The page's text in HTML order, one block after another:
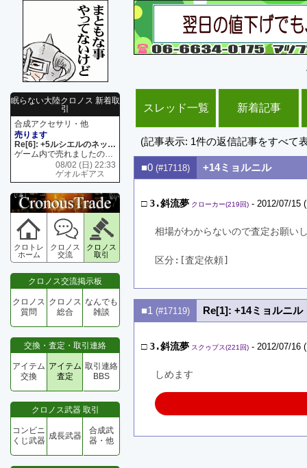
眠らない大陸クロノス 新着取
引
合成アクセサリ・他
売ります
Re[6]: +5ルシエルのネックレス
ゲーム内で売れましたので 在庫がネク1 リング4 となります リングのお値段は80G といたします
08/02 (日) 22:33
ゲオルギアス
クロトレ
ホーム
クロノス
交流
クロノス
取引
クロノス交流掲示板
クロノス
質問
クロノス
総合
なんでも
雑談
交換・査定・取引連絡
アイテム
交換
アイテム
査定
取引連絡
BBS
クロノス武器 取引
コンビニ
くじ武器 成長武器
合成武
器・他
スレッド一覧 新着記事
(記事表示: 1件の返信記事をすべて
■0 (#17118) +14ミョルニル
□3.斜流夢 クローカー(219回) - 2012/07/15
相場がわからないので査定お願い
区分:[査定依頼]
■1 (#17119) Re[1]: +14ミョルニル
□3.斜流夢 スクゥプス(221回) - 2012/07/16
しめます